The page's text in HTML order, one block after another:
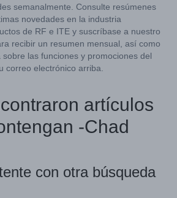
semanalmente. Consulte resúmenes
novedades en la industria
de RF e ITE y suscríbase a nuestro
recibir un resumen mensual, así como
las funciones y promociones del
correo electrónico arriba.
artículos
-Chad
con otra búsqueda